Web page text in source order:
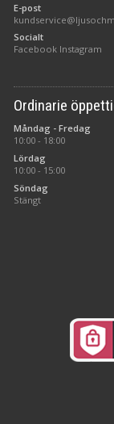
E-post
Socialt
Facebook Instagram
Ordinarie
Måndag - Fredag
10:00 - 18:00
Lördag
10:00 - 15:00
Söndag
Stängt